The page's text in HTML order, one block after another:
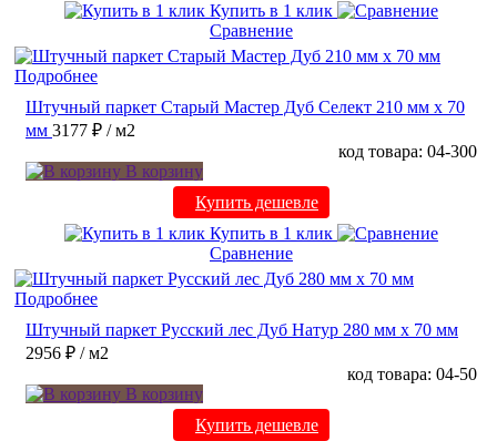
Купить в 1 клик
Сравнение
Подробнее
Штучный паркет Старый Мастер Дуб Селект 210 мм х 70
мм 3177 ₽ / м2
код товара: 04-300
В корзину
Купить дешевле
Купить в 1 клик
Сравнение
Подробнее
Штучный паркет Русский лес Дуб Натур 280 мм х 70 мм
2956 ₽ / м2
код товара: 04-50
В корзину
Купить дешевле